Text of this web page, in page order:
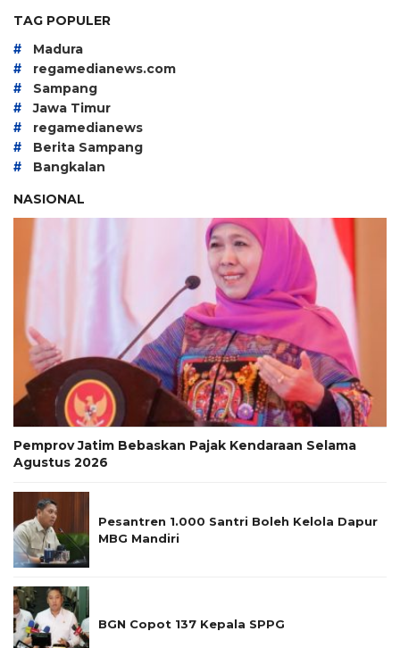
TAG POPULER
# Madura
# regamedianews.com
# Sampang
# Jawa Timur
# regamedianews
# Berita Sampang
#
Bangkalan
NASIONAL
Pemprov Jatim Bebaskan Pajak Kendaraan Selama
Agustus 2026
Pesantren 1.000 Santri Boleh Kelola Dapur
MBG Mandiri
BGN Copot 137 Kepala SPPG